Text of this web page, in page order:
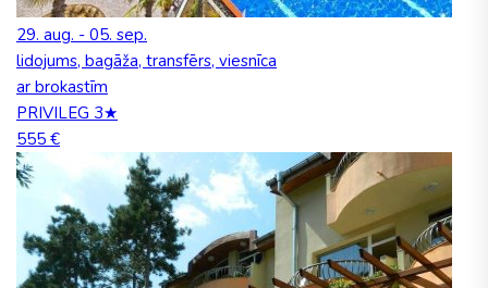
29. aug. - 05. sep.
lidojums, bagāža, transfērs, viesnīca
ar brokastīm
PRIVILEG 3★
555 €